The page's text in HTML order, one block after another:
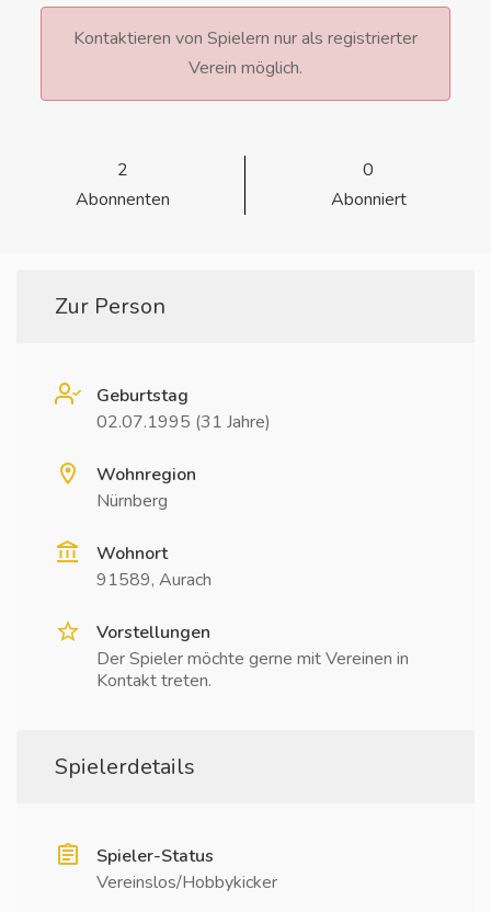
Kontaktieren von Spielern nur als registrierter
Verein möglich.
2
Abonnenten
0
Abonniert
Zur Person
Geburtstag
02.07.1995 (31 Jahre)
Wohnregion
Nürnberg
Wohnort
91589, Aurach
Vorstellungen
Der Spieler möchte gerne mit Vereinen in
Kontakt treten.
Spielerdetails
Spieler-Status
Vereinslos/Hobbykicker